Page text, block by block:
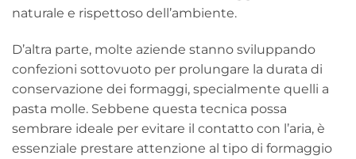
naturale e rispettoso dell’ambiente.
D’altra parte, molte aziende stanno sviluppando
confezioni sottovuoto per prolungare la durata di
conservazione dei formaggi, specialmente quelli a
pasta molle. Sebbene questa tecnica possa
sembrare ideale per evitare il contatto con l’aria, è
essenziale prestare attenzione al tipo di formaggio